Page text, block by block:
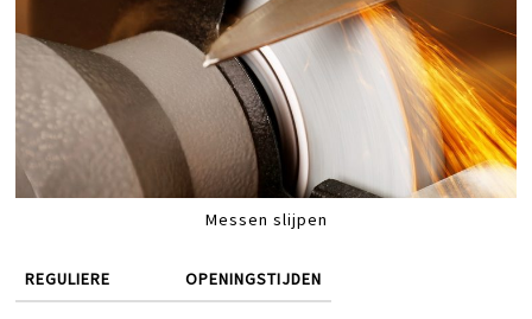
Messen slijpen
REGULIERE OPENINGSTIJDEN